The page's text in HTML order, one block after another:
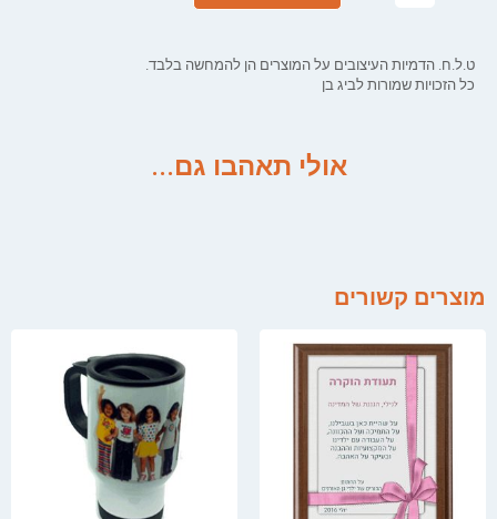
ט.ל.ח. הדמיות העיצובים על המוצרים הן להמחשה בלבד.
כל הזכויות שמורות לביג בן
אולי תאהבו גם...
מוצרים קשורים